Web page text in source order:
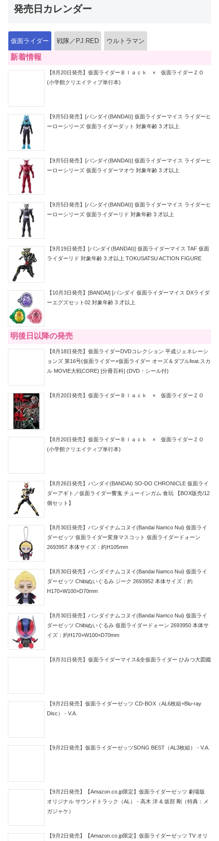
発売日カレンダー
仮面ライダー 戦隊／PJ.RED ウルトラマン
新着情報
【8月20日発売】仮面ライダーＢｌａｃｋ × 仮面ライダーＺＯ
(小学館クリエイティブ単行本)
【9月5日発売】[バンダイ(BANDAI)] 仮面ライダーマイス ライダーヒ
ーローシリーズ 仮面ライダーダット 対象年齢 3 才以上
【9月5日発売】[バンダイ(BANDAI)] 仮面ライダーマイス ライダーヒ
ーローシリーズ 仮面ライダーマオウ 対象年齢 3 才以上
【9月5日発売】[バンダイ(BANDAI)] 仮面ライダーマイス ライダーヒ
ーローシリーズ 仮面ライダーリド 対象年齢 3 才以上
【9月19日発売】[バンダイ(BANDAI)] 仮面ライダーマイス TAF 仮面
ライダーリド 対象年齢 3 才以上 TOKUSATSU ACTION FIGURE
【10月3日発売】[BANDAI] [バンダイ 仮面ライダーマイス DXライダ
ーエグズセット02 対象年齢 3 才以上
明後日以降の発売
【8月18日発売】仮面ライダーDVDコレクション 平成ジェネレーシ
ョンズ 第16号(仮面ライダー×仮面ライダー オーズ＆ダブルfeat.スカ
ル MOVIE大戦CORE) [分冊百科] (DVD・シール付)
【8月20日発売】仮面ライダーＢｌａｃｋ × 仮面ライダーＺＯ
【8月20日発売】仮面ライダーＢｌａｃｋ × 仮面ライダーＺＯ
(小学館クリエイティブ単行本)
【8月26日発売】バンダイ(BANDAI) SO-DO CHRONICLE 仮面ライ
ダーアギト／仮面ライダー響鬼 チューインガム 食玩 【BOX販売/12
個セット】
【8月30日発売】バンダイナムコヌイ(Bandai Namco Nui) 仮面ライ
ダーゼッツ 仮面ライダー変身マスコット 仮面ライダードォーン
2693957 本体サイズ：約H105mm
【8月30日発売】バンダイナムコヌイ(Bandai Namco Nui) 仮面ライ
ダーゼッツ Chibiぬいぐるみ ジーク 2693952 本体サイズ：約
H170×W100×D70mm
【8月30日発売】バンダイナムコヌイ(Bandai Namco Nui) 仮面ライ
ダーゼッツ Chibiぬいぐるみ 仮面ライダードォーン 2693950 本体サ
イズ：約H170×W100×D70mm
【8月31日発売】仮面ライダーマイス&全仮面ライダー ひみつ大図鑑
【9月2日発売】仮面ライダーゼッツ CD-BOX（AL6枚組+Blu-ray
Disc） - V.A.
【9月2日発売】仮面ライダーゼッツSONG BEST（AL3枚組） - V.A.
【9月2日発売】【Amazon.co.jp限定】仮面ライダーゼッツ 劇場版
オリジナル サウンドトラック（AL） - 高木 洋 & 坂部 剛（特典：メ
ガジャケ）
【9月2日発売】【Amazon.co.jp限定】仮面ライダーゼッツ TV オリ